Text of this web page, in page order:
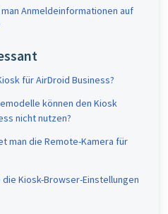
Anmeldeinformationen auf
für AirDroid Business?
können den Kiosk
nicht nutzen?
man die Remote-Kamera für
Kiosk-Browser-Einstellungen